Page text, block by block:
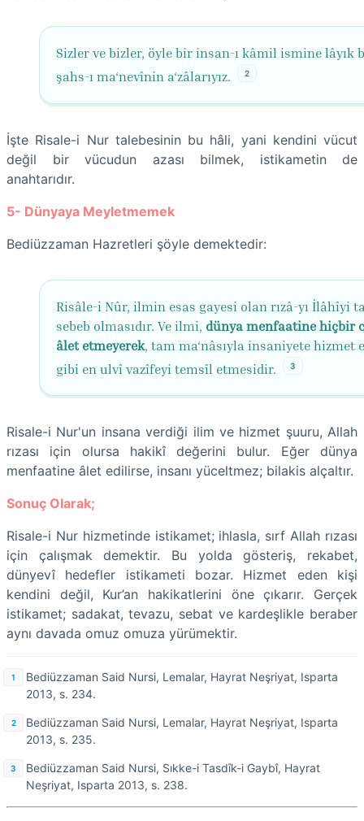
Sizler ve bizler, öyle bir insan-ı kâmil ismine lâyık
şahs-ı ma‘nevînin a‘zâlarıyız.
2
İşte Risale-i Nur talebesinin bu hâli, yani kendini vücut
değil bir vücudun azası bilmek, istikametin de
anahtarıdır.
5- Dünyaya Meyletmemek
Bediüzzaman Hazretleri şöyle demektedir:
Risâle-i Nûr, ilmin esas gayesi olan rızâ-yı İlâhîyi
sebeb olmasıdır. Ve ilmi, dünya menfaatine hiçbir
âlet etmeyerek, tam ma‘nâsıyla insaniyete hizmet
gibi en ulvî vazîfeyi temsîl etmesidir.
3
Risale-i Nur'un insana verdiği ilim ve hizmet şuuru, Allah
rızası için olursa hakikî değerini bulur. Eğer dünya
menfaatine âlet edilirse, insanı yüceltmez; bilakis alçaltır.
Sonuç Olarak;
Risale-i Nur hizmetinde istikamet; ihlasla, sırf Allah rızası
için çalışmak demektir. Bu yolda gösteriş, rekabet,
dünyevî hedefler istikameti bozar. Hizmet eden kişi
kendini değil, Kur’an hakikatlerini öne çıkarır. Gerçek
istikamet; sadakat, tevazu, sebat ve kardeşlikle beraber
aynı davada omuz omuza yürümektir.
Bediüzzaman Said Nursi, Lemalar, Hayrat Neşriyat, Isparta
2013, s. 234.
Bediüzzaman Said Nursi, Lemalar, Hayrat Neşriyat, Isparta
2013, s. 235.
Bediüzzaman Said Nursi, Sıkke-i Tasdîk-i Gaybî, Hayrat
Neşriyat, Isparta 2013, s. 238.